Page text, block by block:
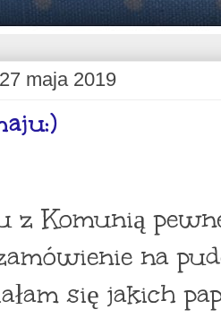
maja 2019
z Komunią
na
się jakich